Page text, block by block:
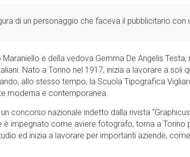
di un personaggio che faceva il pubblicitario con
e della vedova Gemma De Angelis
Nato a Torino nel 1917, inizia a lavorare a soli
allo stesso tempo, la Scuola Tipografica
moderna e contemporanea.
concorso nazionale indetto dalla rivista
impegnato come aviere fotografo, torna a Torino
ed inizia a lavorare per importanti aziende,